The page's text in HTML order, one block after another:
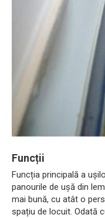
Funcții
Funcția principală a
panourile de ușă din
mai bună, cu atât o
spațiu de locuit. Odată